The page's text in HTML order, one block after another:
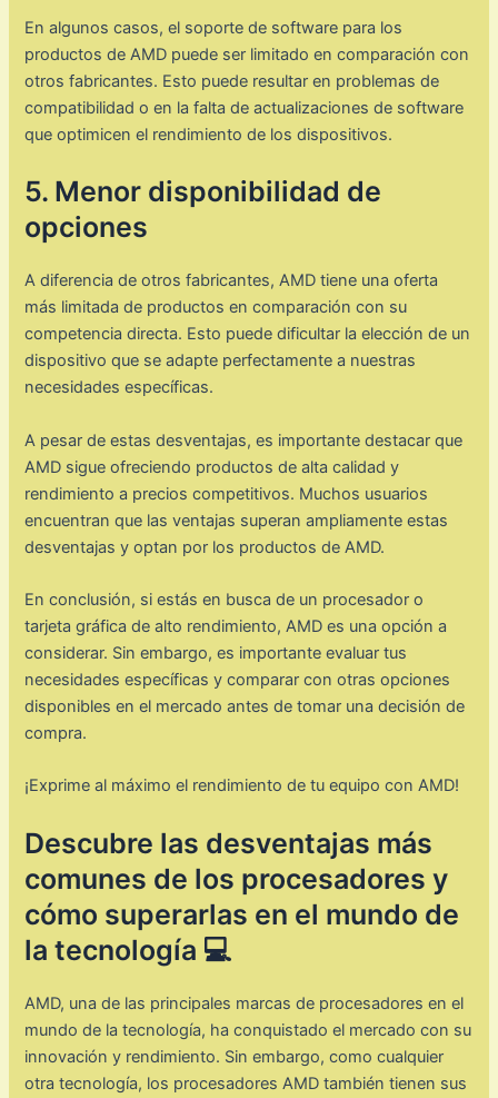
En algunos casos, el soporte de software para los
productos de AMD puede ser limitado en comparación con
otros fabricantes. Esto puede resultar en problemas de
compatibilidad o en la falta de actualizaciones de software
que optimicen el rendimiento de los dispositivos.
5. Menor disponibilidad de
opciones
A diferencia de otros fabricantes, AMD tiene una oferta
más limitada de productos en comparación con su
competencia directa. Esto puede dificultar la elección de un
dispositivo que se adapte perfectamente a nuestras
necesidades específicas.
A pesar de estas desventajas, es importante destacar que
AMD sigue ofreciendo productos de alta calidad y
rendimiento a precios competitivos. Muchos usuarios
encuentran que las ventajas superan ampliamente estas
desventajas y optan por los productos de AMD.
En conclusión, si estás en busca de un procesador o
tarjeta gráfica de alto rendimiento, AMD es una opción a
considerar. Sin embargo, es importante evaluar tus
necesidades específicas y comparar con otras opciones
disponibles en el mercado antes de tomar una decisión de
compra.
¡Exprime al máximo el rendimiento de tu equipo con AMD!
Descubre las desventajas más
comunes de los procesadores y
cómo superarlas en el mundo de
la tecnología 💻
AMD, una de las principales marcas de procesadores en el
mundo de la tecnología, ha conquistado el mercado con su
innovación y rendimiento. Sin embargo, como cualquier
otra tecnología, los procesadores AMD también tienen sus